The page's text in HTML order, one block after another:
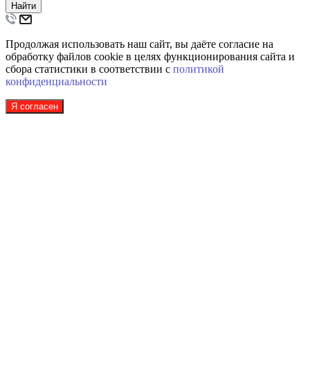
Найти
Продолжая использовать наш сайт, вы даёте согласие на
обработку файлов cookie в целях функционирования сайта и
сбора статистики в соответствии с политикой
конфиденциальности
Я согласен